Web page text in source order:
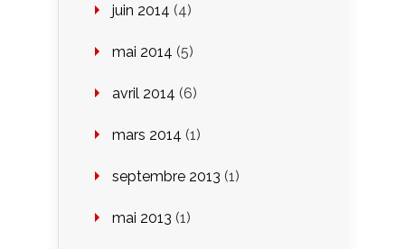
juin 2014 (4)
mai 2014 (5)
avril 2014 (6)
mars 2014 (1)
septembre 2013 (1)
mai 2013 (1)